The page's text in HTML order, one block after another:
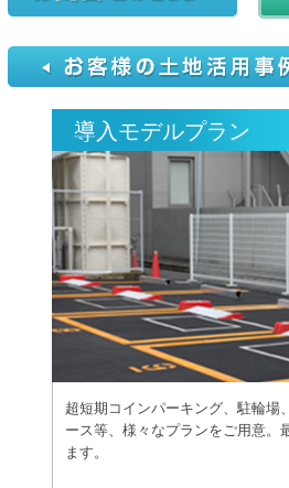
導入モデルプラン
超短期コインパーキング、駐輪場
ース等、様々なプランをご用意。
ます。